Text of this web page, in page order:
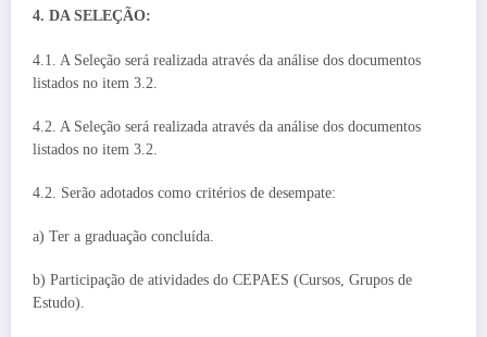
4. DA SELEÇÃO:
4.1. A Seleção será realizada através da análise dos documentos
listados no item 3.2.
4.2. A Seleção será realizada através da análise dos documentos
listados no item 3.2.
4.2. Serão adotados como critérios de desempate:
a) Ter a graduação concluída.
b) Participação de atividades do CEPAES (Cursos, Grupos de
Estudo).